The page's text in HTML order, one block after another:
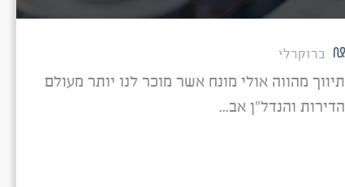
ברוקרלי
תיווך מהווה אולי מונח אשר מוכר לנו יותר מעולם
הדירות והנדל"ן אב...